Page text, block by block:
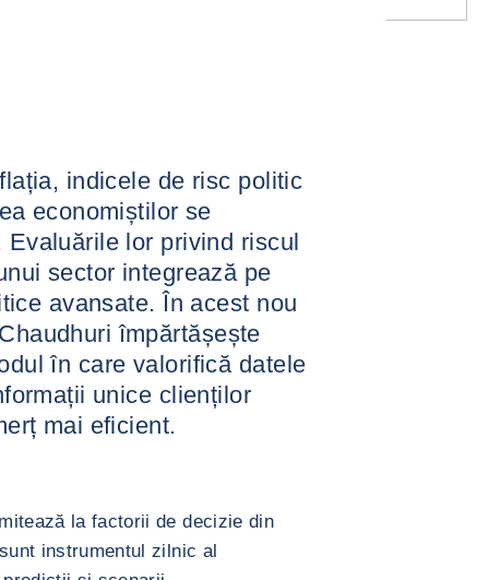
indicele de risc politic
economiștilor se
lor privind riscul
sector integrează pe
avansate. În acest nou
împărtășește
în care valorifică datele
unice clienților
mai eficient.
la factorii de decizie din
instrumentul zilnic al